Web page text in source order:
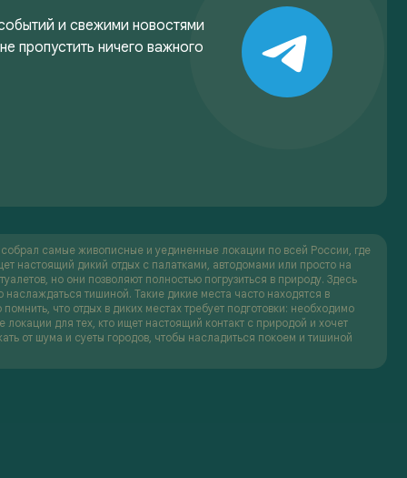
и свежими новостями
пропустить ничего важного
самые живописные и уединенные локации по всей России, где
настоящий дикий отдых с палатками, автодомами или просто на
но они позволяют полностью погрузиться в природу. Здесь
тишиной. Такие дикие места часто находятся в
что отдых в диких местах требует подготовки: необходимо
для тех, кто ищет настоящий контакт с природой и хочет
от шума и суеты городов, чтобы насладиться покоем и тишиной